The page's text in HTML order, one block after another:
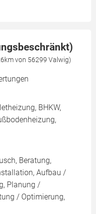
von 56299 Valwig)
BHKW,
Beratung,
Aufbau /
Planung /
/ Optimierung,